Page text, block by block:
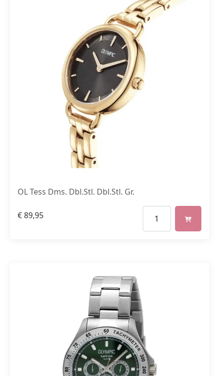
OL Tess Dms. Dbl.Stl. Dbl.Stl. Gr.
€89,95